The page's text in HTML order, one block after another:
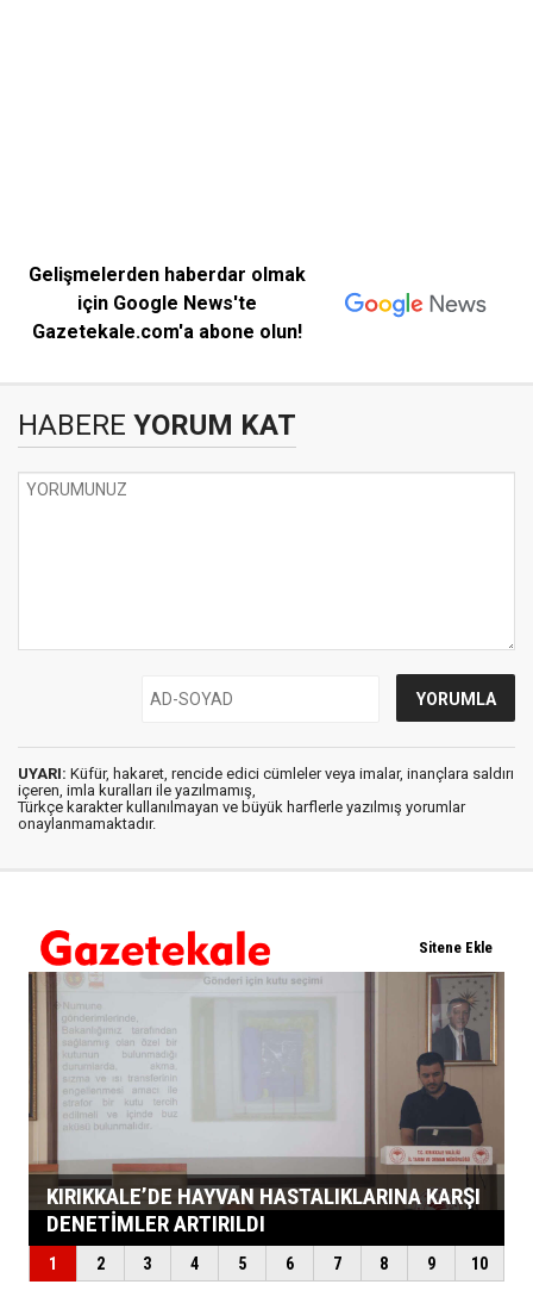
Gelişmelerden haberdar olmak
için Google News'te
Gazetekale.com'a abone olun!
HABERE YORUM KAT
UYARI: Küfür, hakaret, rencide edici cümleler veya imalar, inançlara saldırı
içeren, imla kuralları ile yazılmamış,
Türkçe karakter kullanılmayan ve büyük harflerle yazılmış yorumlar
onaylanmamaktadır.